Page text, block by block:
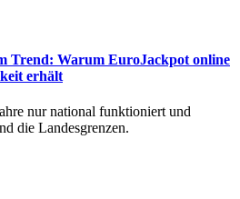
Trend: Warum EuroJackpot online
erhält
nur national funktioniert und
die Landesgrenzen.